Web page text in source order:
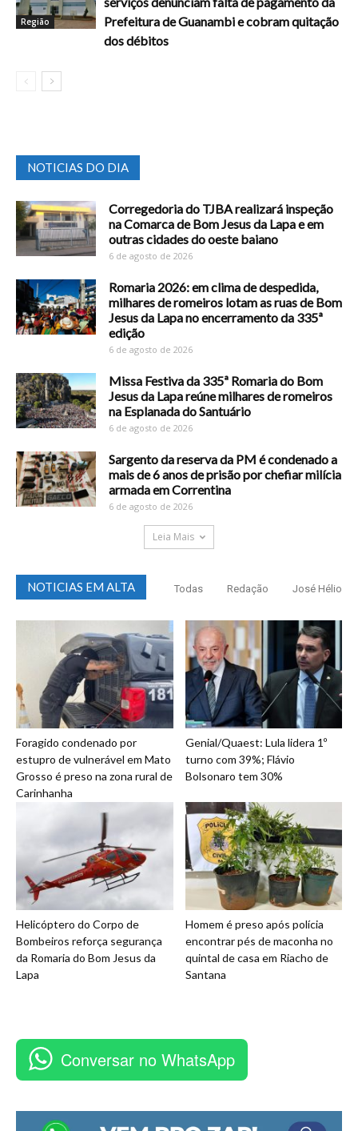
Região
Prefeitura de Guanambi e cobram quitação
dos débitos
NOTICIAS DO DIA
Corregedoria do TJBA realizará inspeção
na Comarca de Bom Jesus da Lapa e em
outras cidades do oeste baiano
6 de agosto de 2026
Romaria 2026: em clima de despedida,
milhares de romeiros lotam as ruas de Bom
Jesus da Lapa no encerramento da 335ª
edição
6 de agosto de 2026
Missa Festiva da 335ª Romaria do Bom
Jesus da Lapa reúne milhares de romeiros
na Esplanada do Santuário
6 de agosto de 2026
Sargento da reserva da PM é condenado a
mais de 6 anos de prisão por chefiar milícia
armada em Correntina
6 de agosto de 2026
Leia Mais
NOTICIAS EM ALTA Todas Redação José Hélio
Foragido condenado por
estupro de vulnerável em Mato
Grosso é preso na zona rural de
Carinhanha
Genial/Quaest: Lula lidera 1º
turno com 39%; Flávio
Bolsonaro tem 30%
Helicóptero do Corpo de
Bombeiros reforça segurança
da Romaria do Bom Jesus da
Lapa
Homem é preso após polícia
encontrar pés de maconha no
quintal de casa em Riacho de
Santana
Conversar no WhatsApp